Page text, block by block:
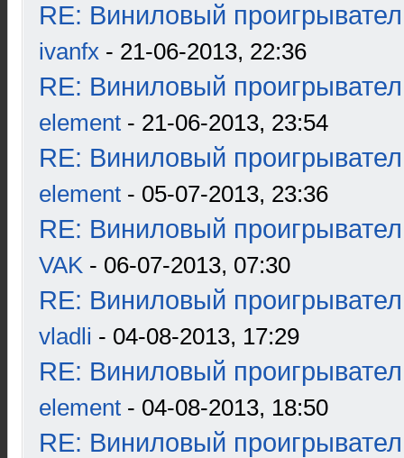
RE: Виниловый
ivanfx - 21-06-2013, 22:36
RE: Виниловый
element - 21-06-2013, 23:54
RE: Виниловый
element - 05-07-2013, 23:36
RE: Виниловый
VAK - 06-07-2013, 07:30
RE: Виниловый
vladli - 04-08-2013, 17:29
RE: Виниловый
element - 04-08-2013, 18:50
RE: Виниловый